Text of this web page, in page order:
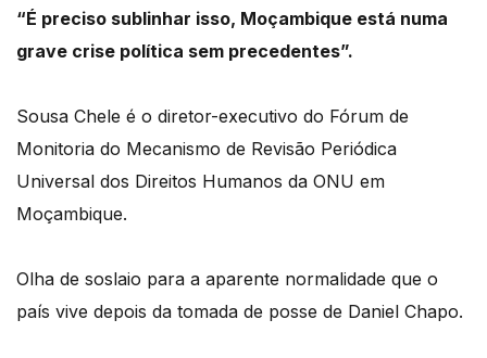
“É preciso sublinhar isso, Moçambique está numa
grave crise política sem precedentes”.
Sousa Chele é o diretor-executivo do Fórum de
Monitoria do Mecanismo de Revisão Periódica
Universal dos Direitos Humanos da ONU em
Moçambique.
Olha de soslaio para a aparente normalidade que o
país vive depois da tomada de posse de Daniel Chapo.